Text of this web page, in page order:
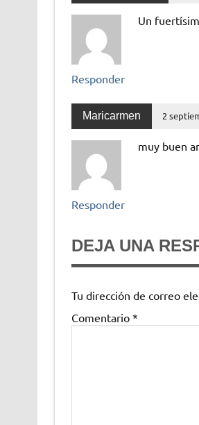
Un
Responder
Maricarmen 2
muy buen
Responder
DEJA UNA
Tu dirección de correo
Comentario *